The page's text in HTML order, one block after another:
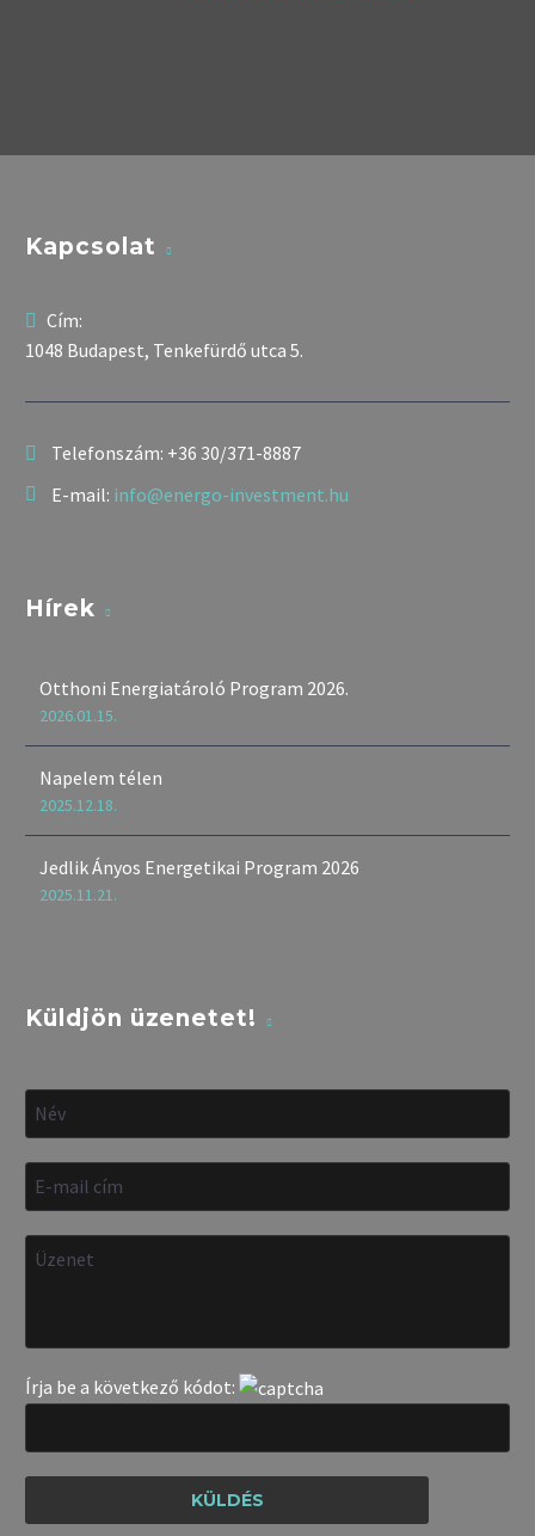
Kapcsolat
Cím:
1048 Budapest, Tenkefürdő utca 5.
Telefonszám: +36 30/371-8887
E-mail: info@energo-investment.hu
Hírek
Otthoni Energiatároló Program 2026.
2026.01.15.
Napelem télen
2025.12.18.
Jedlik Ányos Energetikai Program 2026
2025.11.21.
Küldjön üzenetet!
Írja be a következő kódot: